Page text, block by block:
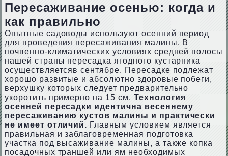
Пересаживание осенью: когда и
как правильно
Опытные садоводы используют осенний период
для проведения пересаживания малины. В
почвенно-климатических условиях средней полосы
нашей страны пересадка ягодного кустарника
осуществляетсяв сентябре. Пересадке подлежат
хорошо развитые и абсолютно здоровые побеги,
верхушку которых следует предварительно
укоротить примерно на 15 см. Технология
осенней пересадки идентична весеннему
пересаживанию кустов малины и практически
не имеет отличий. Главным условием является
правильная и заблаговременная подготовка
участка под высаживание малины, а также копка
посадочных траншей или ям необходимых